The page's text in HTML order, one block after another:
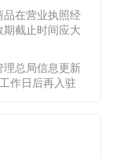
品在营业执照经
截止时间应大
理总局信息更新
作日后再入驻